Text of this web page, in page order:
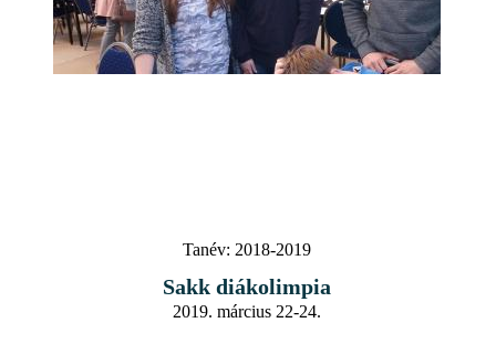
Tanév: 2018-2019
Sakk diákolimpia
2019. március 22-24.